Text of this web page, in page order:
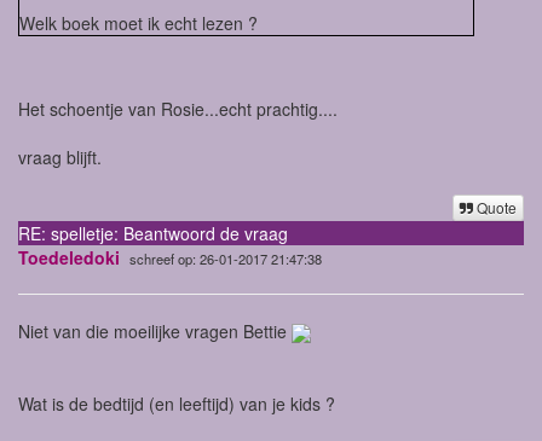
Welk boek moet ik echt lezen ?
Het schoentje van Rosie...echt prachtig....
vraag blijft.
Quote
RE: spelletje: Beantwoord de vraag
Toedeledoki schreef op: 26-01-2017 21:47:38
Niet van die moeilijke vragen Bettie
Wat is de bedtijd (en leeftijd) van je kids ?